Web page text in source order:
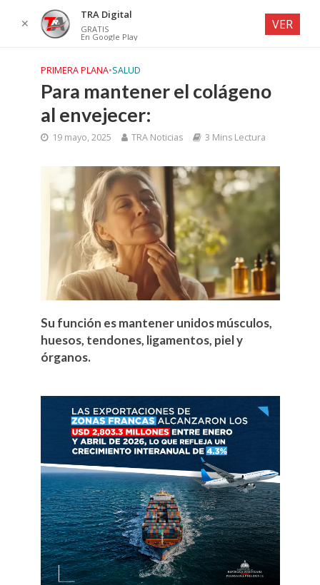
PRIMERA PLANA•SALUD
Para mantener el colágeno
al envejecer:
19 mayo, 2025 TRA Noticias 3 Mins Lectura
Su función es mantener unidos músculos,
huesos, tendones, ligamentos, piel y
órganos.
✕
TRA Digital
GRATIS
En Google Play
VER